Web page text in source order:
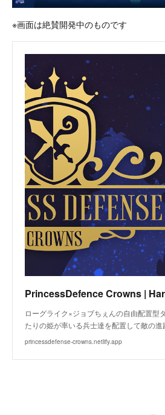
※画面は絶賛開発中のものです
PrincessDefence Crowns |
ローグライク×ジョブちぇんの自由配置型
たりの姫が率いる兵士達を配置して敵の
princessdefense-crowns.netlify.app